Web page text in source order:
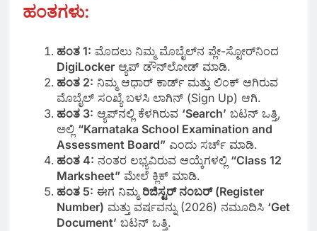
ಹಂತಗಳು:
ಹಂತ 1: ಮೊದಲು ನಿಮ್ಮ ಮೊಬೈಲ್‌ನ ಪ್ಲೇ-ಸ್ಟೋರ್‌ನಿಂದ
DigiLocker ಆ್ಯಪ್ ಡೌನ್‌ಲೋಡ್ ಮಾಡಿ.
ಹಂತ 2: ನಿಮ್ಮ ಆಧಾರ್ ಕಾರ್ಡ್ ಮತ್ತು ಲಿಂಕ್ ಆಗಿರುವ
ಮೊಬೈಲ್ ಸಂಖ್ಯೆ ಬಳಸಿ ಲಾಗಿನ್ (Sign Up) ಆಗಿ.
ಹಂತ 3: ಆ್ಯಪ್‌ನಲ್ಲಿ ಕೆಳಗಿರುವ ‘Search’ ಬಟನ್ ಒತ್ತಿ,
ಅಲ್ಲಿ “Karnataka School Examination and
Assessment Board” ಎಂದು ಸರ್ಚ್ ಮಾಡಿ.
ಹಂತ 4: ನಂತರ ಲಭ್ಯವಿರುವ ಆಯ್ಕೆಗಳಲ್ಲಿ “Class 12
Marksheet” ಮೇಲೆ ಕ್ಲಿಕ್ ಮಾಡಿ.
ಹಂತ 5: ಈಗ ನಿಮ್ಮ ರಿಜಿಸ್ಟರ್ ನಂಬರ್ (Register
Number) ಮತ್ತು ವರ್ಷವನ್ನು (2026) ನಮೂದಿಸಿ ‘Get
Document’ ಬಟನ್ ಒತ್ತಿ.